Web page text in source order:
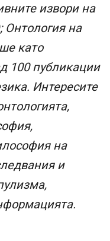
извори на
Онтология на
като
100 публикации
Интересите
на
и